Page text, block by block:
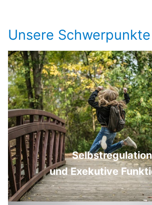
Unsere Schwerpunkte
Selbstregulation
und Exekutive